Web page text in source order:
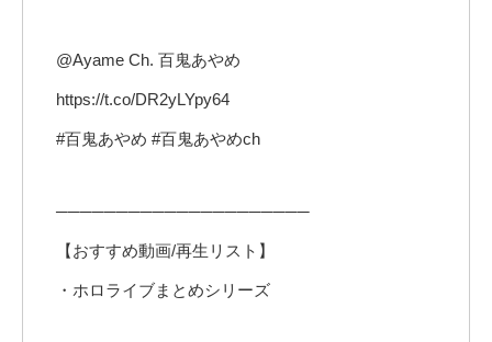
@Ayame Ch. 百鬼あやめ
https://t.co/DR2yLYpy64
#百鬼あやめ #百鬼あやめch
─────────────────────
【おすすめ動画/再生リスト】
・ホロライブまとめシリーズ